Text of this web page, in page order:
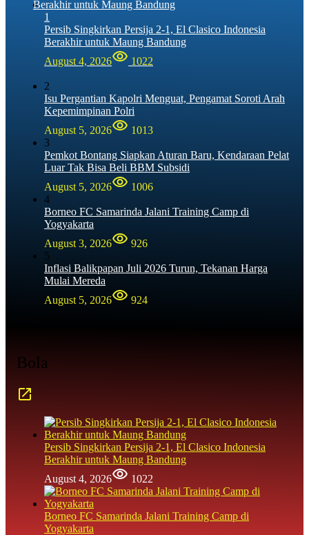
1
Persib Singkirkan Persija 2-1, El Clasico Indonesia
Berakhir untuk Maung Bandung
August 4, 2026
1022
2
Isu Pergantian Kapolri Menguat, Pengamat Soroti Arah
Kepemimpinan Polri
August 5, 2026
1013
3
Pemkot Bontang Siapkan Aturan Baru, Kendaraan Pelat
Luar Tak Bisa Beli BBM Subsidi
August 5, 2026
1006
4
Borneo FC Samarinda Jalani Training Camp di
Yogyakarta
August 3, 2026
926
5
Inflasi Balikpapan Juli 2026 Turun, Tekanan Harga
Mulai Mereda
August 5, 2026
924
Bola
Persib Singkirkan Persija 2-1, El Clasico Indonesia
Berakhir untuk Maung Bandung
August 4, 2026
1022
Borneo FC Samarinda Jalani Training Camp di
Yogyakarta